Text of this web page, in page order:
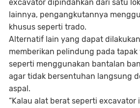
excavator dipindahkan dari satu
lainnya, pengangkutannya
khusus seperti trado.
Alternatif lain yang dapat
memberikan pelindung pada
seperti menggunakan bantalan
agar tidak bersentuhan langsung
aspal.
“Kalau alat berat seperti